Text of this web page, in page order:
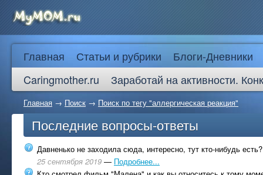
Главная Статьи и рубрики
Блоги-Дневники
Caringmother.ru
Заработай на активности.
Главная → Поиск → Поиск по тегу "аллергическая реакция"
Последние вопросы-ответы
Давненько не заходила сюда, интересно, тут кто-нибудь есть?
25 сентября 2019 — Подробнее...